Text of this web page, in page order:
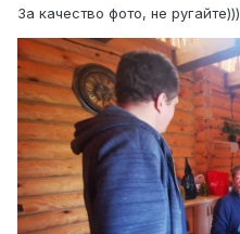
За качество фото, не ругайте)))